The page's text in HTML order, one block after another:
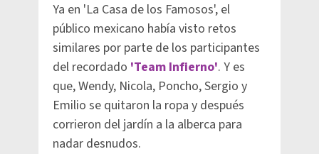
Ya en 'La Casa de los Famosos', el
público mexicano había visto retos
similares por parte de los participantes
del recordado 'Team Infierno'. Y es
que, Wendy, Nicola, Poncho, Sergio y
Emilio se quitaron la ropa y después
corrieron del jardín a la alberca para
nadar desnudos.